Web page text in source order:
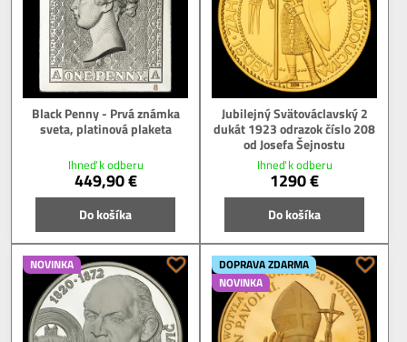
Black Penny - Prvá známka
sveta, platinová plaketa
Ihneď k odberu
449,90 €
Do košíka
Jubilejný Svätováclavský 2
dukát 1923 odrazok číslo 208
od Josefa Šejnostu
Ihneď k odberu
1290 €
Do košíka
NOVINKA
DOPRAVA ZDARMA
NOVINKA